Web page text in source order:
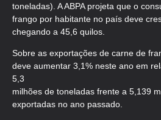
toneladas). A ABPA projeta que o
frango por habitante no país deve
chegando a 45,6 quilos.
Sobre as exportações de carne de
deve aumentar 3,1% neste ano em
5,3
milhões de toneladas frente a 5,139
exportadas no ano passado.